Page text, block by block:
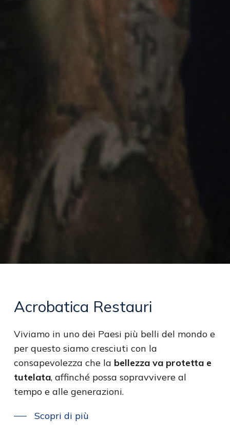
Acrobatica Restauri
Viviamo in uno dei Paesi più belli del mondo e
per questo siamo cresciuti con la
consapevolezza che la bellezza va protetta e
tutelata, affinché possa sopravvivere al
tempo e alle generazioni.
Scopri di più